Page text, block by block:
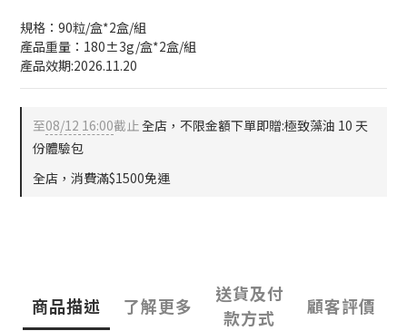
規格：90粒/盒*2盒/組
產品重量：180±3g/盒*2盒/組
產品效期:2026.11.20
至08/12 16:00截止全店，不限金額下單即贈:極致藻油 10 天
份體驗包
全店，消費滿$1500免運
商品描述 了解更多
送貨及付
款方式
顧客評價